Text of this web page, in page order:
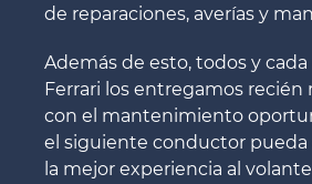
de reparaciones, averías y
Además de esto, todos y
Ferrari los entregamos recién
con el mantenimiento
el siguiente conductor pueda
la mejor experiencia al